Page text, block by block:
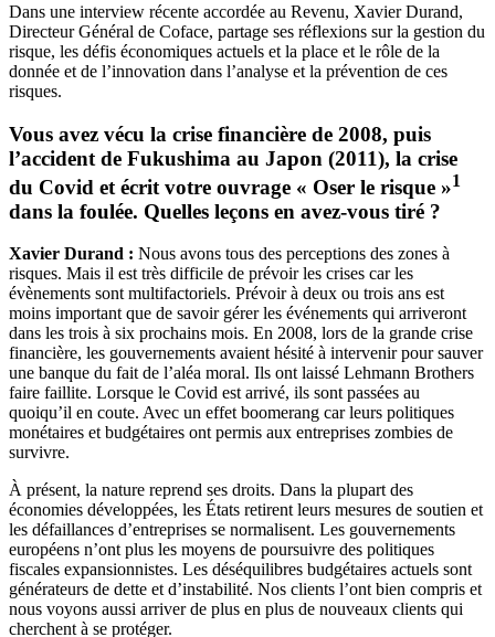
Dans une interview récente accordée au Revenu, Xavier Durand,
Directeur Général de Coface, partage ses réflexions sur la gestion du
risque, les défis économiques actuels et la place et le rôle de la
donnée et de l’innovation dans l’analyse et la prévention de ces
risques.
Vous avez vécu la crise financière de 2008, puis
l’accident de Fukushima au Japon (2011), la crise
du Covid et écrit votre ouvrage « Oser le risque »1
dans la foulée. Quelles leçons en avez-vous tiré ?
Xavier Durand : Nous avons tous des perceptions des zones à
risques. Mais il est très difficile de prévoir les crises car les
évènements sont multifactoriels. Prévoir à deux ou trois ans est
moins important que de savoir gérer les événements qui arriveront
dans les trois à six prochains mois. En 2008, lors de la grande crise
financière, les gouvernements avaient hésité à intervenir pour sauver
une banque du fait de l’aléa moral. Ils ont laissé Lehmann Brothers
faire faillite. Lorsque le Covid est arrivé, ils sont passées au
quoiqu’il en coute. Avec un effet boomerang car leurs politiques
monétaires et budgétaires ont permis aux entreprises zombies de
survivre.
À présent, la nature reprend ses droits. Dans la plupart des
économies développées, les États retirent leurs mesures de soutien et
les défaillances d’entreprises se normalisent. Les gouvernements
européens n’ont plus les moyens de poursuivre des politiques
fiscales expansionnistes. Les déséquilibres budgétaires actuels sont
générateurs de dette et d’instabilité. Nos clients l’ont bien compris et
nous voyons aussi arriver de plus en plus de nouveaux clients qui
cherchent à se protéger.